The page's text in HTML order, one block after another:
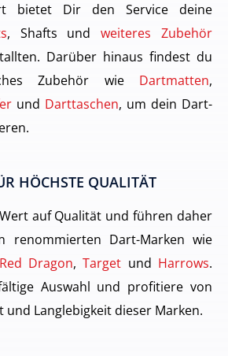
bietet Dir den Service deine
, Shafts undweiteres Zubehör
Darüber hinaus findest du
Zubehör wie Dartmatten,
und Darttaschen, um dein Dart-
HÖCHSTE QUALITÄT
auf Qualität und führen daher
renommierten Dart-Marken wie
Red Dragon,Target und Harrows.
Auswahl und profitiere von
Langlebigkeit dieser Marken.